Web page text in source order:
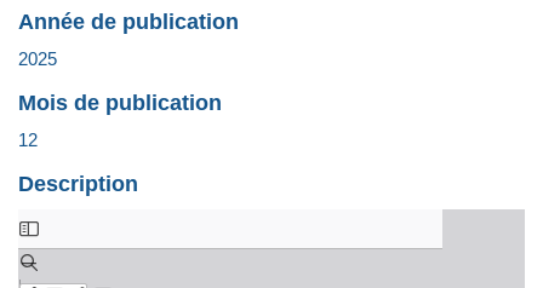
Année de publication
2025
Mois de publication
12
Description